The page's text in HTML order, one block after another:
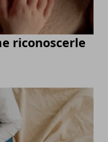
riconoscerle